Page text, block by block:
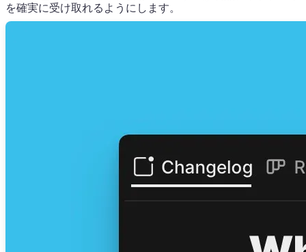
を確実に受け取れるようにします。